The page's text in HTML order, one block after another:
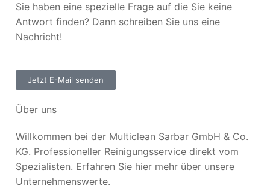
Sie haben eine spezielle Frage auf die Sie keine
Antwort finden? Dann schreiben Sie uns eine
Nachricht!
Jetzt E-Mail senden
Über uns
Willkommen bei der Multiclean Sarbar GmbH & Co.
KG. Professioneller Reinigungsservice direkt vom
Spezialisten. Erfahren Sie hier mehr über unsere
Unternehmenswerte.